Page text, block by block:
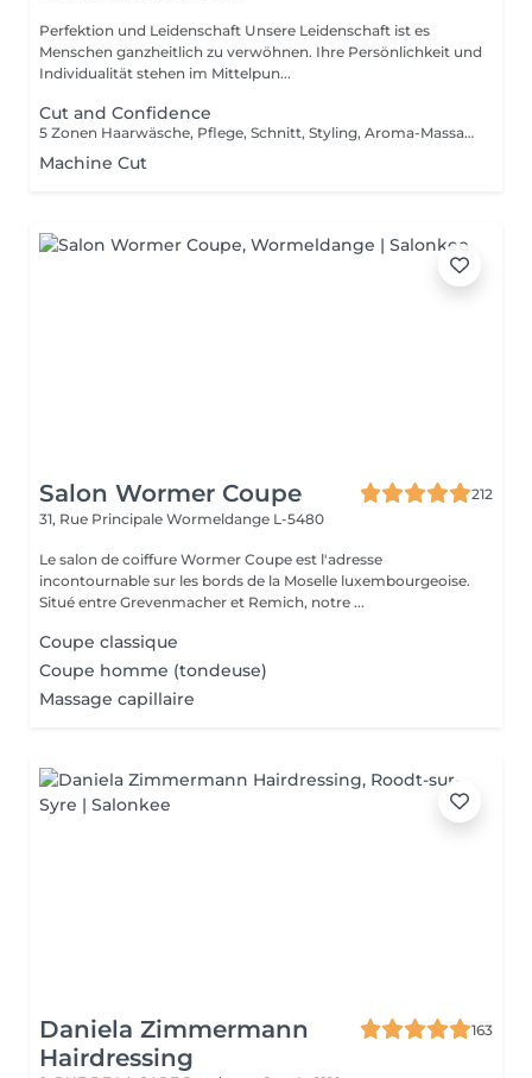
Perfektion und Leidenschaft Unsere Leidenschaft ist es
Menschen ganzheitlich zu verwöhnen. Ihre Persönlichkeit und
Individualität stehen im Mittelpun...
Cut and Confidence
5 Zonen Haarwäsche, Pflege, Schnitt, Styling, Aroma-Massage
Machine Cut
Salon Wormer Coupe
212
31, Rue Principale Wormeldange L-5480
Le salon de coiffure Wormer Coupe est l'adresse
incontournable sur les bords de la Moselle luxembourgeoise.
Situé entre Grevenmacher et Remich, notre ...
Coupe classique
Coupe homme (tondeuse)
Massage capillaire
Daniela Zimmermann
Hairdressing
163